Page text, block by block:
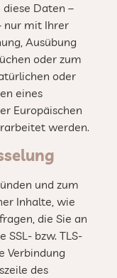
Daten –
nur mit Ihrer
Ausübung
oder zum
oder
eines
Europäischen
werden.
und zum
Inhalte, wie
die Sie an
SSL- bzw. TLS-
Verbindung
des